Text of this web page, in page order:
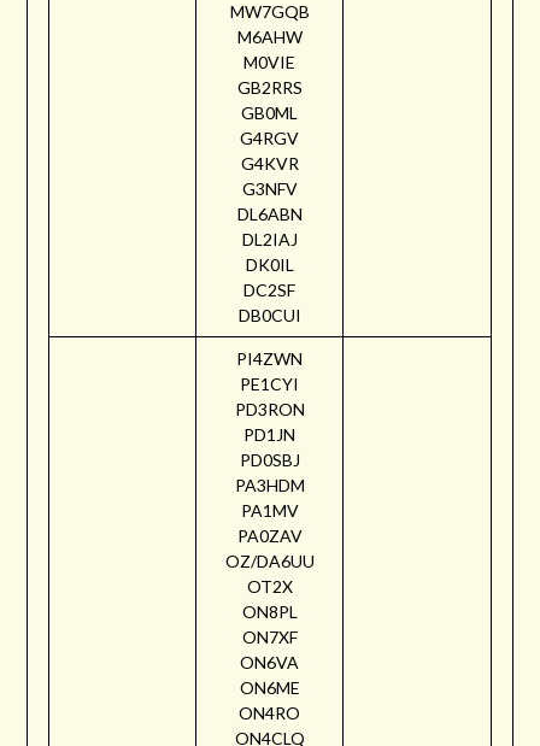
MW7GQB
M6AHW
M0VIE
GB2RRS
GB0ML
G4RGV
G4KVR
G3NFV
DL6ABN
DL2IAJ
DK0IL
DC2SF
DB0CUI
PI4ZWN
PE1CYI
PD3RON
PD1JN
PD0SBJ
PA3HDM
PA1MV
PA0ZAV
OZ/DA6UU
OT2X
ON8PL
ON7XF
ON6VA
ON6ME
ON4RO
ON4CLQ